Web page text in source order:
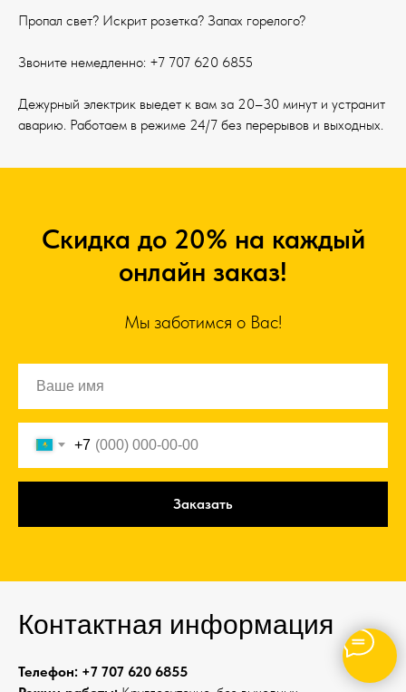
Пропал свет? Искрит розетка? Запах горелого?
Звоните немедленно: +7 707 620 6855
Дежурный электрик выедет к вам за 20–30 минут и устранит
аварию. Работаем в режиме 24/7 без перерывов и выходных.
Скидка до 20% на каждый
онлайн заказ!
Мы заботимся о Вас!
+7
Заказать
Контактная информация
Телефон: +7 707 620 6855